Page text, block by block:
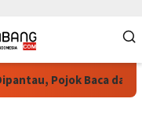
Pojok Baca dan